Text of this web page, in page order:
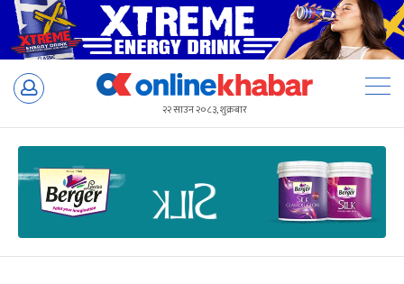
Skip
२२ साउन २०८३, शुक्रबार